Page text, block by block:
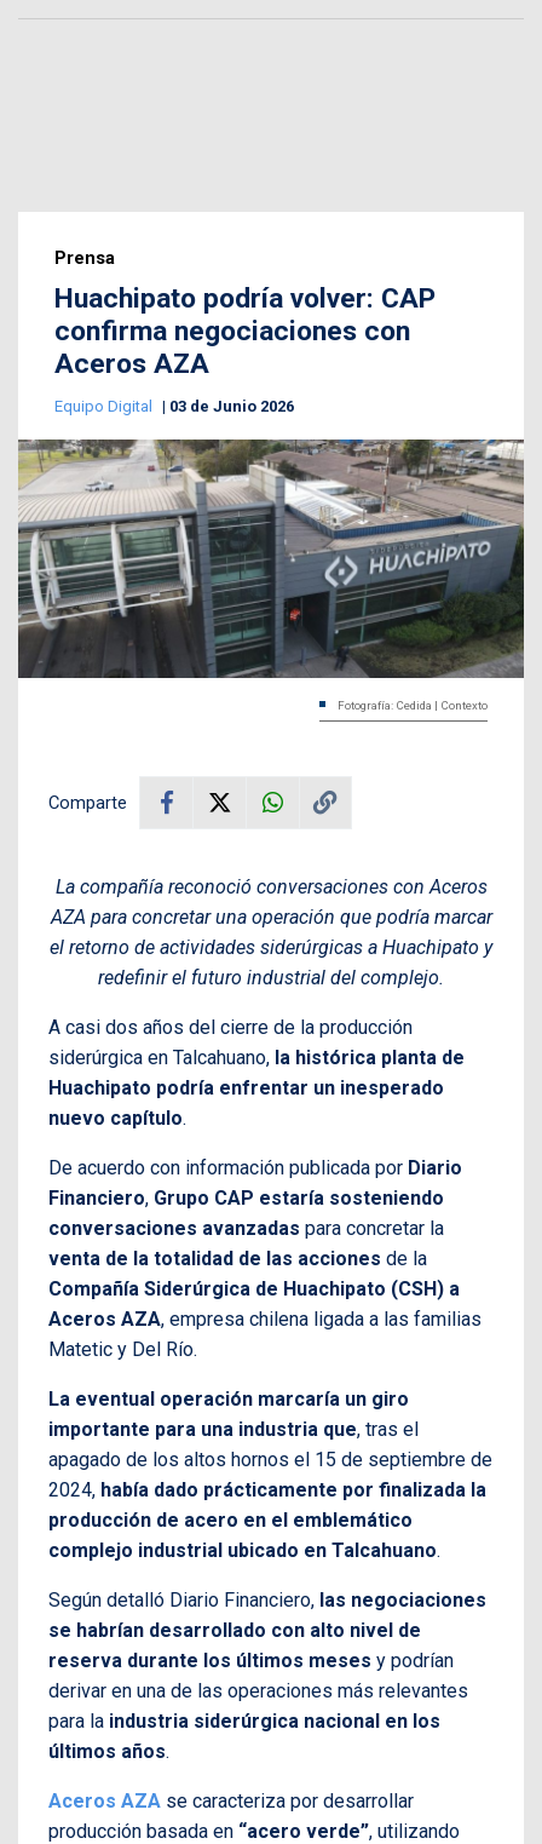
Prensa
Huachipato podría volver: CAP
confirma negociaciones con
Aceros AZA
Equipo Digital 03 de Junio 2026
Fotografía: Cedida | Contexto
Comparte
La compañía reconoció conversaciones con Aceros
AZA para concretar una operación que podría marcar
el retorno de actividades siderúrgicas a Huachipato y
redefinir el futuro industrial del complejo.
A casi dos años del cierre de la producción
siderúrgica en Talcahuano, la histórica planta de
Huachipato podría enfrentar un inesperado
nuevo capítulo.
De acuerdo con información publicada por Diario
Financiero, Grupo CAP estaría sosteniendo
conversaciones avanzadas para concretar la
venta de la totalidad de las acciones de la
Compañía Siderúrgica de Huachipato (CSH) a
Aceros AZA, empresa chilena ligada a las familias
Matetic y Del Río.
La eventual operación marcaría un giro
importante para una industria que, tras el
apagado de los altos hornos el 15 de septiembre de
2024, había dado prácticamente por finalizada la
producción de acero en el emblemático
complejo industrial ubicado en Talcahuano.
Según detalló Diario Financiero, las negociaciones
se habrían desarrollado con alto nivel de
reserva durante los últimos meses y podrían
derivar en una de las operaciones más relevantes
para la industria siderúrgica nacional en los
últimos años.
Aceros AZA se caracteriza por desarrollar
producción basada en “acero verde”, utilizando